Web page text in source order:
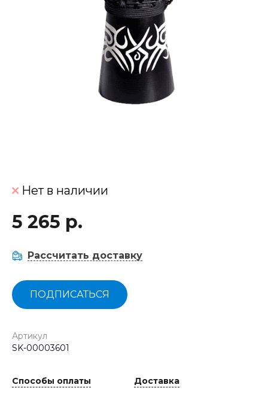
Нет в наличии
5 265 р.
Рассчитать доставку
ПОДПИСАТЬСЯ
Артикул
SK-00003601
Способы оплаты Доставка